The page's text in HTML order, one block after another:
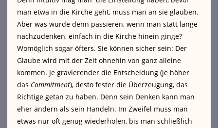
man etwa in die Kirche geht, muss man an sie glauben.
Aber was würde denn passieren, wenn man statt lange
nachzudenken, einfach in die Kirche hinein ginge?
Womöglich sogar öfters. Sie können sicher sein: Der
Glaube wird mit der Zeit ohnehin von ganz alleine
kommen. Je gravierender die Entscheidung (je höher
das Commitment), desto fester die Überzeugung, das
Richtige getan zu haben. Denn sein Denken kann man
eher ändern als sein Handeln. Im Zweifel muss man
etwas nur oft genug wiederholen, bis man schließlich